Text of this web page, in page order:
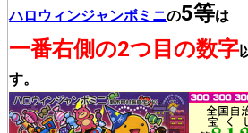
ハロウィンジャンボミニの5等は
一番右側の2つ目の数字
す。